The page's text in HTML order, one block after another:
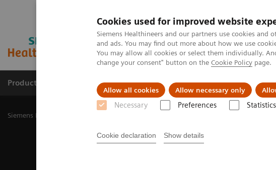
Cookies used for improved website
Siemens Healthineers and our partners use cookies
and ads. You may find out more about how we use
You may allow all cookies or select them individually.
change your consent" button on the Cookie Policy page.
Allow all cookies Allow necessary only
Necessary Preferences Statistics
Cookie declaration Show details
Productos y servicios Especialidades Clínicas
Siemens Healthineers Latinoamérica